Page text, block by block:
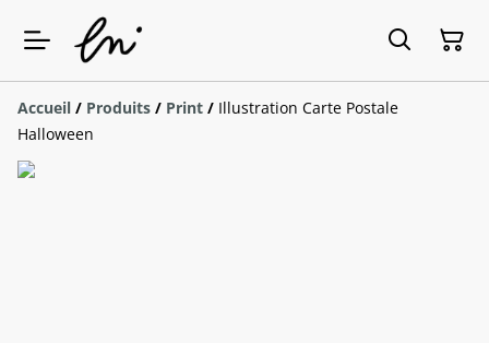
Accueil / Produits / Print / Illustration Carte Postale
Halloween